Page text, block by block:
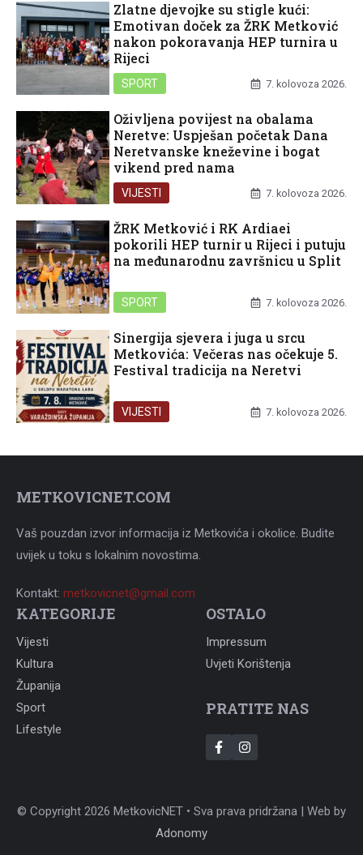
Zlatne djevojke su stigle kući:
Emotivan doček za ŽRK Metković
nakon pokoravanja HEP turnira u
Rijeci
SPORT 7. kolovoza 2026.
Oživljena povijest na obalama
Neretve: Uspješan početak Dana
Neretvanske kneževine i bogat
vikend pred nama
VIJESTI 7. kolovoza 2026.
ŽRK Metković i RK Ardiaei
pokorili HEP turnir u Rijeci i putuju
na međunarodnu završnicu u Split
SPORT 7. kolovoza 2026.
Sinergija sjevera i juga u srcu
Metkovića: Večeras nas očekuje 5.
Festival tradicija na Neretvi
VIJESTI 7. kolovoza 2026.
METKOVICNET.COM
Vaš pouzdan izvor informacija iz Metkovića i okolice. Budite
uvijek u toku s lokalnim novostima.
Kontakt: metkovicnet@gmail.com
KATEGORIJE
Vijesti
Kultura
Županija
Sport
Lifestyle
OSTALO
Impressum
Uvjeti Korištenja
PRATITE NAS
© Copyright 2026 MetkovicNET • Sva prava pridržana | Web by
Adonomy